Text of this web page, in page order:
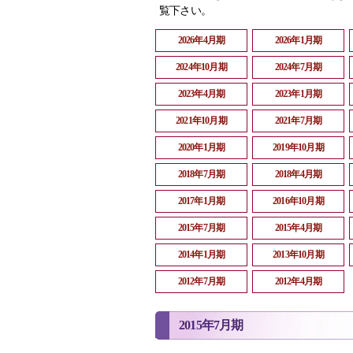
覧下さい。
2026年4月期 2026年1月期
2024年10月期 2024年7月期
2023年4月期 2023年1月期
2021年10月期 2021年7月期
2020年1月期 2019年10月期
2018年7月期 2018年4月期
2017年1月期 2016年10月期
2015年7月期 2015年4月期
2014年1月期 2013年10月期
2012年7月期 2012年4月期
2015年7月期